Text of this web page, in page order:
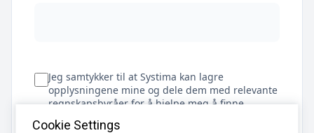
Jeg samtykker til at Systima kan lagre
opplysningene mine og dele dem med relevante
regnskapsbyråer for å hjelpe meg å finne
regnskapsfører
Cookie Settings